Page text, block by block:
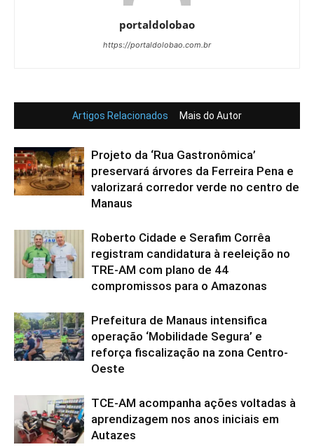
portaldolobao
https://portaldolobao.com.br
Artigos Relacionados Mais do Autor
Projeto da ‘Rua Gastronômica’
preservará árvores da Ferreira Pena e
valorizará corredor verde no centro de
Manaus
Roberto Cidade e Serafim Corrêa
registram candidatura à reeleição no
TRE-AM com plano de 44
compromissos para o Amazonas
Prefeitura de Manaus intensifica
operação ‘Mobilidade Segura’ e
reforça fiscalização na zona Centro-
Oeste
TCE-AM acompanha ações voltadas à
aprendizagem nos anos iniciais em
Autazes